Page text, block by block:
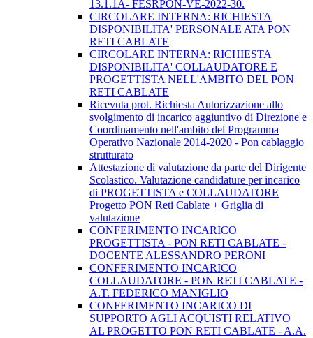
13.1.1A- FESRPON-VE-2022-30.
CIRCOLARE INTERNA: RICHIESTA
DISPONIBILITA' PERSONALE ATA PON
RETI CABLATE
CIRCOLARE INTERNA: RICHIESTA
DISPONIBILITA' COLLAUDATORE E
PROGETTISTA NELL'AMBITO DEL PON
RETI CABLATE
Ricevuta prot. Richiesta Autorizzazione allo
svolgimento di incarico aggiuntivo di Direzione e
Coordinamento nell'ambito del Programma
Operativo Nazionale 2014-2020 - Pon cablaggio
strutturato
Attestazione di valutazione da parte del Dirigente
Scolastico. Valutazione candidature per incarico
di PROGETTISTA e COLLAUDATORE
Progetto PON Reti Cablate + Griglia di
valutazione
CONFERIMENTO INCARICO
PROGETTISTA - PON RETI CABLATE -
DOCENTE ALESSANDRO PERONI
CONFERIMENTO INCARICO
COLLAUDATORE - PON RETI CABLATE -
A.T. FEDERICO MANIGLIO
CONFERIMENTO INCARICO DI
SUPPORTO AGLI ACQUISTI RELATIVO
AL PROGETTO PON RETI CABLATE - A.A.